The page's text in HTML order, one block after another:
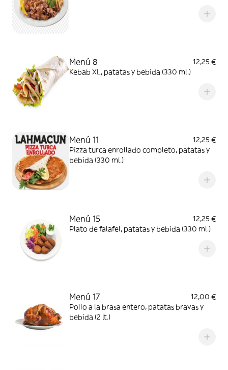
Menú 8
12,25 €
Kebab XL, patatas y bebida (330 ml.)
Menú 11
12,25 €
Pizza turca enrollado completo, patatas y
bebida (330 ml.)
Menú 15
12,25 €
Plato de falafel, patatas y bebida (330 ml.)
Menú 17
12,00 €
Pollo a la brasa entero, patatas bravas y
bebida (2 lt.)